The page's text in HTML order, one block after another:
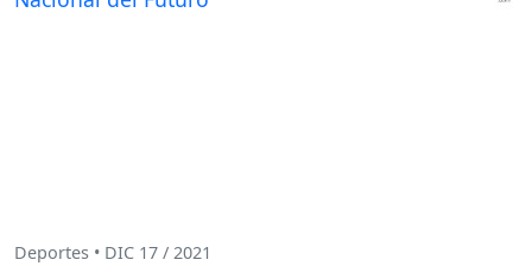
Deportes • DIC 17 / 2021